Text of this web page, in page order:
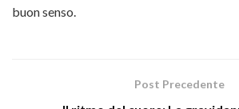
buon senso.
Post Precedente